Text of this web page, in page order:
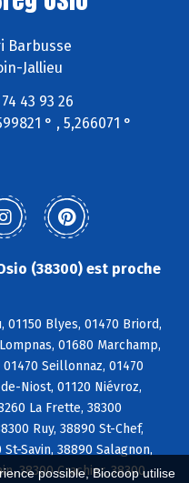
possible, Biocoop utilise
Barbusse
Jallieu
43 93 26
° , 5,266071 °
(38300) est proche
01150 Blyes, 01470 Briord,
01680 Marchamp,
Seillonnaz, 01470
Niost, 01120 Niévroz,
La Frette, 38300
Ruy, 38890 St-Chef,
Savin, 38890 Salagnon,
38300 Crachier, 38300